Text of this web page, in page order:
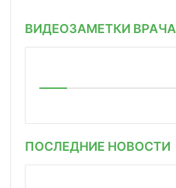
ВИДЕОЗАМЕТКИ ВРАЧА
ПОСЛЕДНИЕ НОВОСТИ